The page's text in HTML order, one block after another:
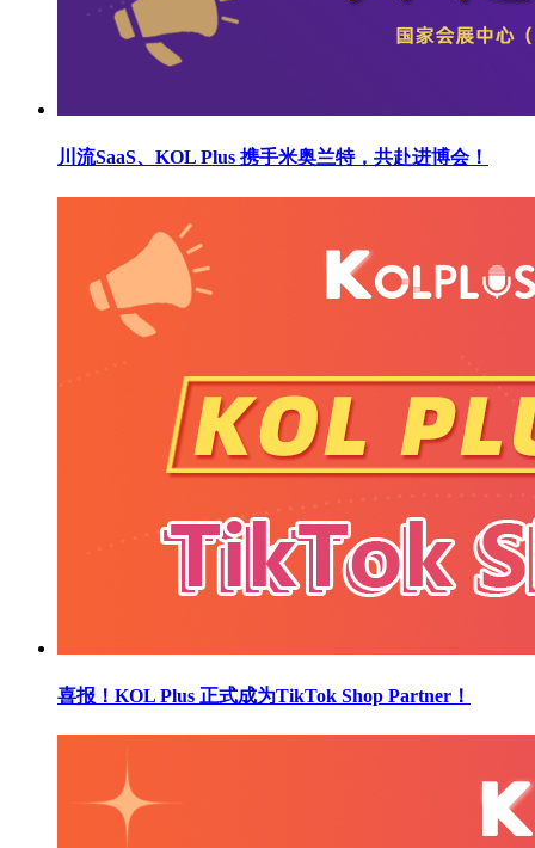
川流SaaS、KOL Plus 携手米奥兰特，共赴进博会！
喜报！KOL Plus 正式成为TikTok Shop Partner！